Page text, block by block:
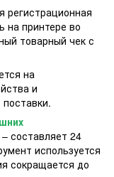
регистрационная
на принтере во
товарный чек с
на
и
– составляет 24
используется
сокращается до